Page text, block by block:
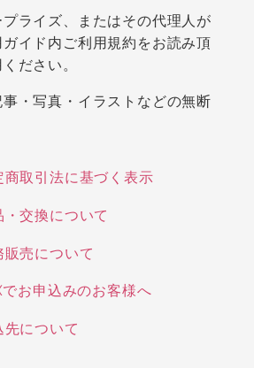
ライズ、またはその代理人が
イド内ご利用規約をお読み頂
ださい。
・写真・イラストなどの無断
商取引法に基づく表示
・交換について
販売について
でお申込みのお客様へ
先について